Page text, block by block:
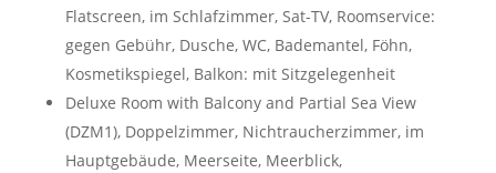
Flatscreen, im Schlafzimmer, Sat-TV, Roomservice:
gegen Gebühr, Dusche, WC, Bademantel, Föhn,
Kosmetikspiegel, Balkon: mit Sitzgelegenheit
Deluxe Room with Balcony and Partial Sea View
(DZM1), Doppelzimmer, Nichtraucherzimmer, im
Hauptgebäude, Meerseite, Meerblick,